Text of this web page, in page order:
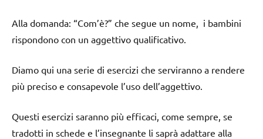
Alla domanda: “Com’è?” che segue un nome, i bambini
rispondono con un aggettivo qualificativo.
Diamo qui una serie di esercizi che serviranno a rendere
più preciso e consapevole l’uso dell’aggettivo.
Questi esercizi saranno più efficaci, come sempre, se
tradotti in schede e l’insegnante li saprà adattare alla